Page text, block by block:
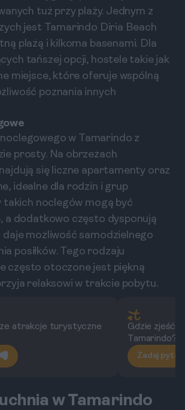
tuż przy plaży. Jednym z
jest Tamarindo Diria Beach
plażą i kilkoma basenami. Dla
tańszej opcji, hostele takie jak
miejsce, które oferuje wspólną
poznania innych
w Tamarindo z
prosty. Na obrzeżach
się liczne apartamenty oraz
idealne dla rodzin i grup
takich noclegów mogą być
a dodatkowo często dysponują
daje możliwość samodzielnego
posiłków. Tego rodzaju
często otoczone jest piękną
relaksowi w trakcie pobytu.
atrakcje turystyczne
Gdzie zjeść
Tamarindo?
Zadaj
w Tamarindo